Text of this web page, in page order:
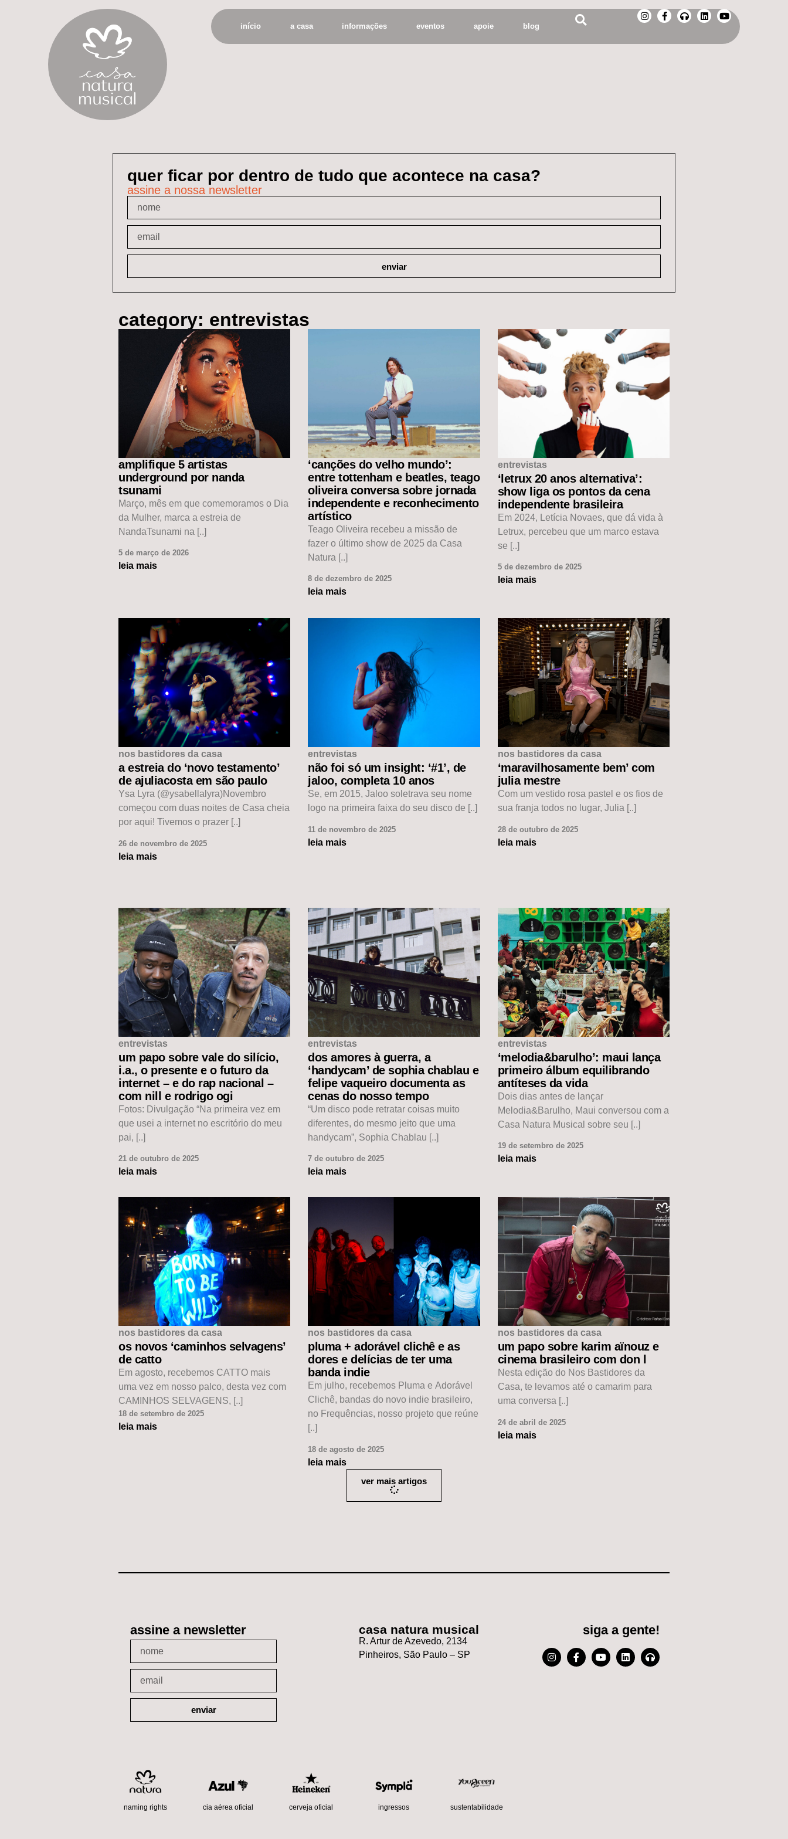
início a casa informações eventos apoie blog
quer ficar por dentro de tudo que acontece na casa?
assine a nossa newsletter
enviar
category: entrevistas
amplifique 5 artistas
underground por nanda
tsunami
Março, mês em que comemoramos o Dia
da Mulher, marca a estreia de
NandaTsunami na [..]
5 de março de 2026
leia mais
‘canções do velho mundo’:
entre tottenham e beatles, teago
oliveira conversa sobre jornada
independente e reconhecimento
artístico
Teago Oliveira recebeu a missão de
fazer o último show de 2025 da Casa
Natura [..]
8 de dezembro de 2025
leia mais
entrevistas
‘letrux 20 anos alternativa’:
show liga os pontos da cena
independente brasileira
Em 2024, Letícia Novaes, que dá vida à
Letrux, percebeu que um marco estava
se [..]
5 de dezembro de 2025
leia mais
nos bastidores da casa
a estreia do ‘novo testamento’
de ajuliacosta em são paulo
Ysa Lyra (@ysabellalyra)Novembro
começou com duas noites de Casa cheia
por aqui! Tivemos o prazer [..]
26 de novembro de 2025
leia mais
entrevistas
não foi só um insight: ‘#1’, de
jaloo, completa 10 anos
Se, em 2015, Jaloo soletrava seu nome
logo na primeira faixa do seu disco de [..]
11 de novembro de 2025
leia mais
nos bastidores da casa
‘maravilhosamente bem’ com
julia mestre
Com um vestido rosa pastel e os fios de
sua franja todos no lugar, Julia [..]
28 de outubro de 2025
leia mais
entrevistas
um papo sobre vale do silício,
i.a., o presente e o futuro da
internet – e do rap nacional –
com nill e rodrigo ogi
Fotos: Divulgação “Na primeira vez em
que usei a internet no escritório do meu
pai, [..]
21 de outubro de 2025
leia mais
entrevistas
dos amores à guerra, a
‘handycam’ de sophia chablau e
felipe vaqueiro documenta as
cenas do nosso tempo
“Um disco pode retratar coisas muito
diferentes, do mesmo jeito que uma
handycam”, Sophia Chablau [..]
7 de outubro de 2025
leia mais
entrevistas
‘melodia&barulho’: maui lança
primeiro álbum equilibrando
antíteses da vida
Dois dias antes de lançar
Melodia&Barulho, Maui conversou com a
Casa Natura Musical sobre seu [..]
19 de setembro de 2025
leia mais
nos bastidores da casa
os novos ‘caminhos selvagens’
de catto
Em agosto, recebemos CATTO mais
uma vez em nosso palco, desta vez com
CAMINHOS SELVAGENS, [..]
18 de setembro de 2025
leia mais
nos bastidores da casa
pluma + adorável clichê e as
dores e delícias de ter uma
banda indie
Em julho, recebemos Pluma e Adorável
Clichê, bandas do novo indie brasileiro,
no Frequências, nosso projeto que reúne
[..]
18 de agosto de 2025
leia mais
nos bastidores da casa
um papo sobre karim aïnouz e
cinema brasileiro com don l
Nesta edição do Nos Bastidores da
Casa, te levamos até o camarim para
uma conversa [..]
24 de abril de 2025
leia mais
ver mais artigos
assine a newsletter
enviar
casa natura musical
R. Artur de Azevedo, 2134
Pinheiros, São Paulo – SP
siga a gente!
naming rights cia aérea oficial cerveja oficial ingressos sustentabilidade